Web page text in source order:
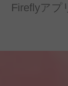
Fireflyアプ